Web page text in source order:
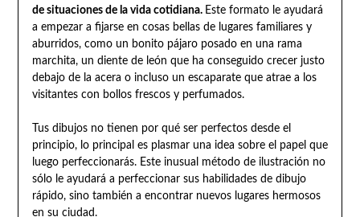
de situaciones de la vida cotidiana. Este formato le ayudará
a empezar a fijarse en cosas bellas de lugares familiares y
aburridos, como un bonito pájaro posado en una rama
marchita, un diente de león que ha conseguido crecer justo
debajo de la acera o incluso un escaparate que atrae a los
visitantes con bollos frescos y perfumados.
Tus dibujos no tienen por qué ser perfectos desde el
principio, lo principal es plasmar una idea sobre el papel que
luego perfeccionarás. Este inusual método de ilustración no
sólo le ayudará a perfeccionar sus habilidades de dibujo
rápido, sino también a encontrar nuevos lugares hermosos
en su ciudad.